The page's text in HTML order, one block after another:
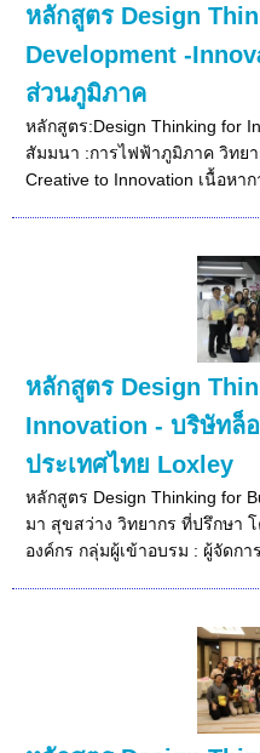
หลักสูตร Design
Development -
ส่วนภูมิภาค
หลักสูตร:Design Thinking for
สัมมนา :การไฟฟ้าภูมิภาค วิทย
Creative to Innovation เนื้อหา
หลักสูตร Design
Innovation - บริษัทล็
ประเทศไทย Loxley
หลักสูตร Design Thinking for
มา สุขสว่าง วิทยากร ที่ปรึกษา
องค์กร กลุ่มผู้เข้าอบรม : ผู้จัดกา